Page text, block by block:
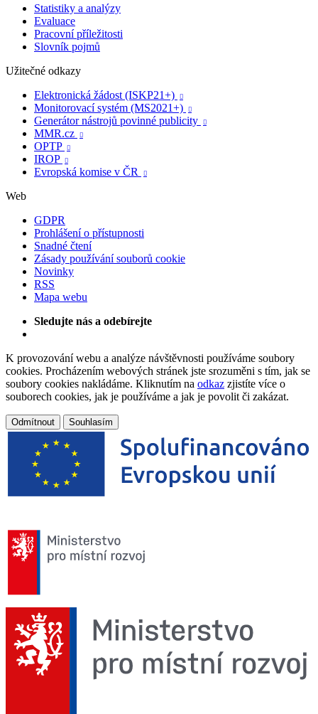
Statistiky a analýzy
Evaluace
Pracovní příležitosti
Slovník pojmů
Užitečné odkazy
Elektronická žádost (ISKP21+)

Monitorovací systém (MS2021+) 
Generátor nástrojů povinné publicity 
MMR.cz 
OPTP 
IROP 
Evropská komise v ČR 
Web
GDPR
Prohlášení o přístupnosti
Snadné čtení
Zásady používání souborů cookie
Novinky
RSS
Mapa webu
Sledujte nás a odebírejte
K provozování webu a analýze návštěvnosti používáme soubory
cookies. Procházením webových stránek jste srozuměni s tím, jak se
soubory cookies nakládáme. Kliknutím na odkaz zjistíte více o
souborech cookies, jak je používáme a jak je povolit či zakázat.
Odmítnout Souhlasím